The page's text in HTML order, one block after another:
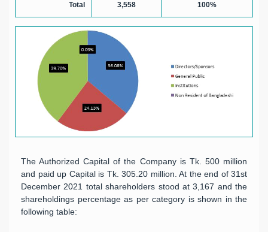
Total 3,558 100%
The Authorized Capital of the Company is Tk. 500 million
and paid up Capital is Tk. 305.20 million. At the end of 31st
December 2021 total shareholders stood at 3,167 and the
shareholdings percentage as per category is shown in the
following table: